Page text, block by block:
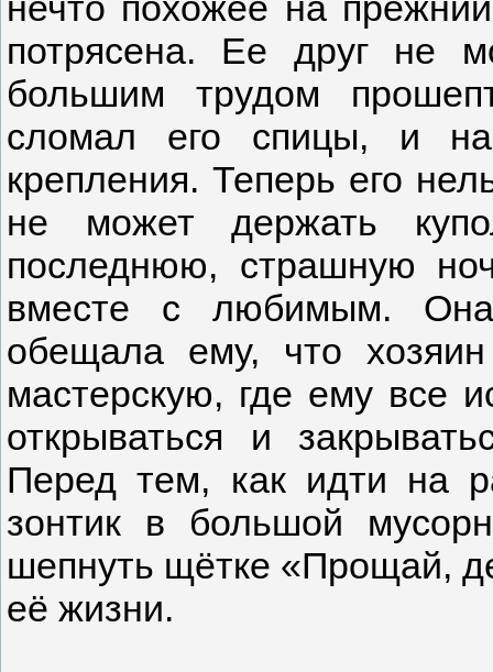
потрясена. Ее друг не
большим трудом
сломал его спицы, и
крепления. Теперь его
не может держать
последнюю, страшную
вместе с любимым. Она
обещала ему, что хозяин
мастерскую, где ему все
открываться и
Перед тем, как идти на
зонтик в большой
шепнуть щётке «Прощай,
её жизни.